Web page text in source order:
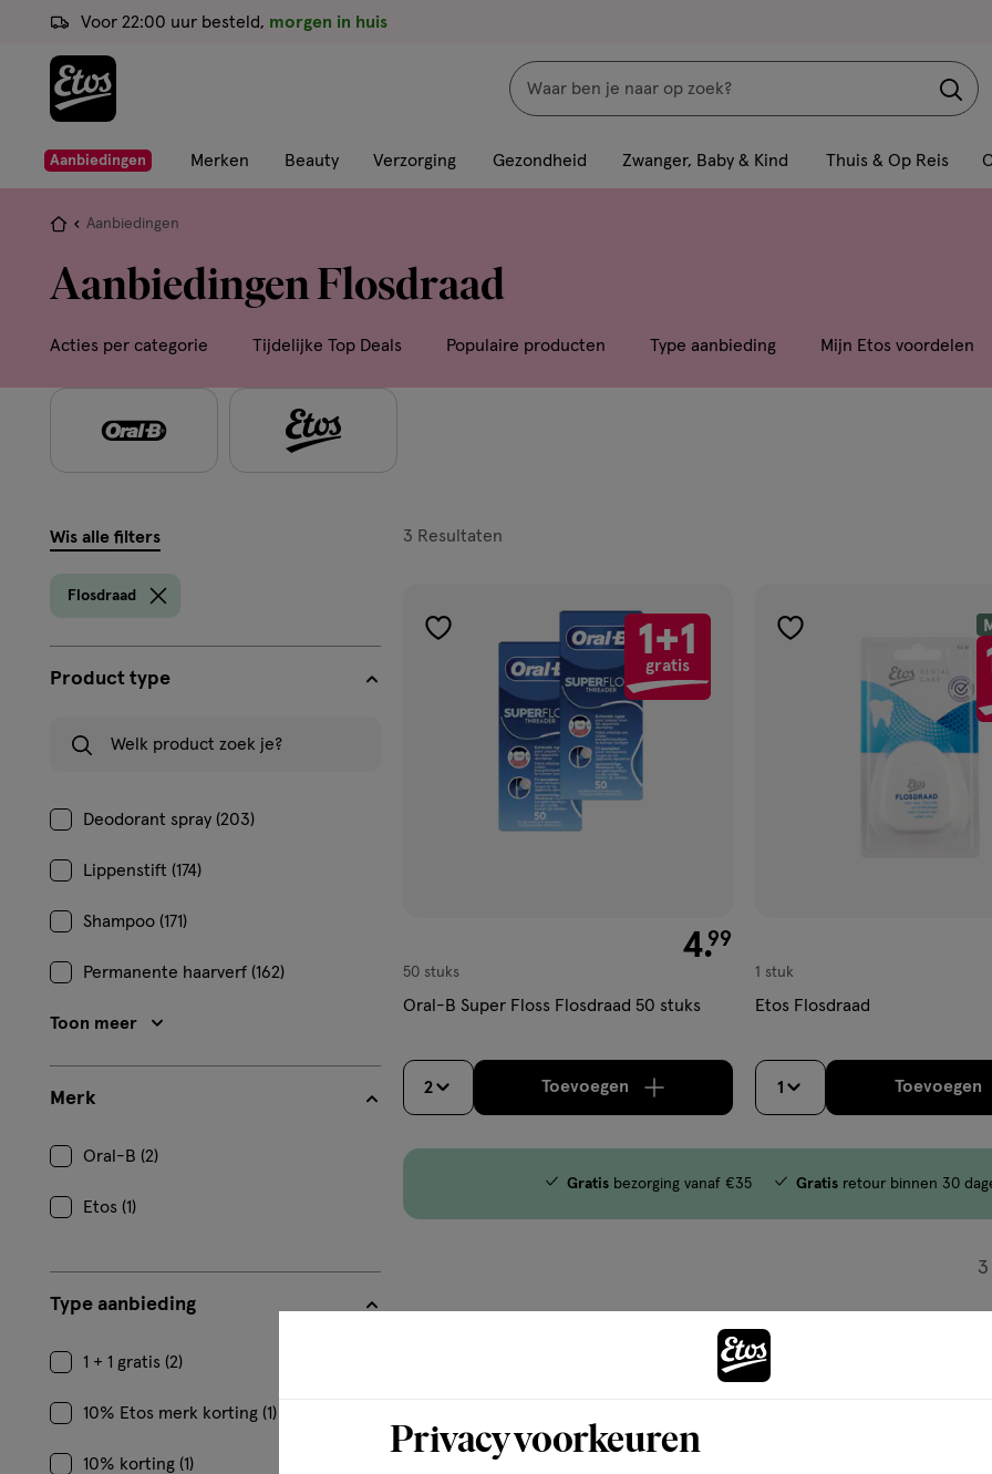
ga
de
hoofd
ga
naar
de
ga
naar
Voor 22:00 uur besteld, morgen in huis
Zoeken
met
dit
met
geavanceerde
Aanbiedingen Merken Beauty Verzorging Gezondheid Zwanger, Baby & Kind Thuis & Op Reis
Je
hier:
Aanbiedingen
Aanbiedingen Flosdraad
Acties per categorie Tijdelijke Top Deals Populaire producten Type aanbieding Mijn Etos voordelen
filters
Wis alle filters
Flosdraad
Product type
Deodorant spray (203)
Lippenstift (174)
Shampoo (171)
Permanente haarverf (162)
Toon meer
Merk
Oral-B (2)
Etos (1)
Type aanbieding
1 + 1 gratis (2)
10% Etos merk korting (1)
10% korting (1)
3 Resultaten
producten
1+1
gratis
toevoegen
verlanglijst
€ 4.99
4.99
50 stuks
Oral-B Super Floss Flosdraad 50 stuks
2 Toevoegenverhoog aantal met één, Limiet bereikt.Je kan
toevoegen
verlanglijst
1 stuk
Etos Flosdraad
1 Toevoegen
Gratis bezorging vanaf €35 Gratis retour binnen 30
3
Privacy voorkeuren